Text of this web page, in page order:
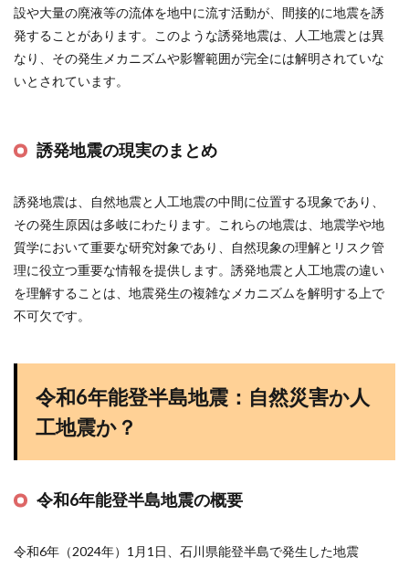
設や大量の廃液等の流体を地中に流す活動が、間接的に地震を誘
発することがあります。このような誘発地震は、人工地震とは異
なり、その発生メカニズムや影響範囲が完全には解明されていな
いとされています​​。
誘発地震の現実のまとめ
誘発地震は、自然地震と人工地震の中間に位置する現象であり、
その発生原因は多岐にわたります。これらの地震は、地震学や地
質学において重要な研究対象であり、自然現象の理解とリスク管
理に役立つ重要な情報を提供します。誘発地震と人工地震の違い
を理解することは、地震発生の複雑なメカニズムを解明する上で
不可欠です。
令和6年能登半島地震：自然災害か人
工地震か？
令和6年能登半島地震の概要
令和6年（2024年）1月1日、石川県能登半島で発生した地震